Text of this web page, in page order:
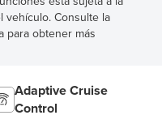
vehículo. Consulte la
para obtener más
Adaptive Cruise
Control